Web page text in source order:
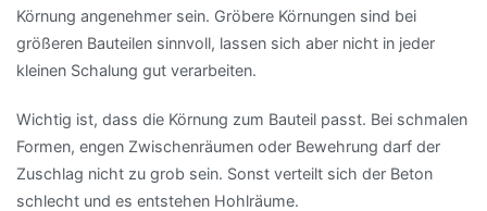
Körnung angenehmer sein. Gröbere Körnungen sind bei
größeren Bauteilen sinnvoll, lassen sich aber nicht in jeder
kleinen Schalung gut verarbeiten.
Wichtig ist, dass die Körnung zum Bauteil passt. Bei schmalen
Formen, engen Zwischenräumen oder Bewehrung darf der
Zuschlag nicht zu grob sein. Sonst verteilt sich der Beton
schlecht und es entstehen Hohlräume.